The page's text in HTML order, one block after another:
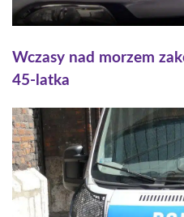
Wczasy nad morzem
45-latka